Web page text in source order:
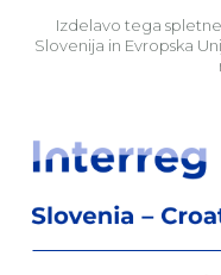
Izdelavo tega
Slovenija in Evropska